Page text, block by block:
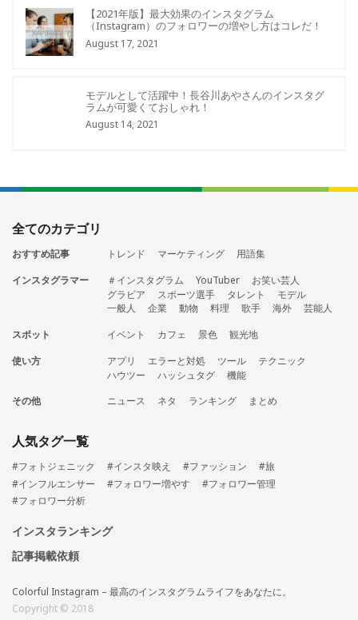
【2021年版】最大効果のインスタグラム
（Instagram）のフォロワーの増やし方はコレだ！
August 17, 2021
モデルとして活躍中！長谷川あやさんのインスタグ
ラムが可愛くておしゃれ！
August 14, 2021
全てのカテゴリ
おすすめ記事 トレンド マーケティング
用語集
インスタグラマー
＃インスタグラム YouTuber
お笑い芸人
グラビア
スポーツ選手 タレント
モデル
一般人
企業 動物 料理 歌手 海外
芸能人
スポット
イベント カフェ 景色
観光地
使い方
アプリ エラーと対処 ツール
テクニック
ハウツー
ハッシュタグ
機能
その他
ニュース ネタ ランキング まとめ
人気タグ一覧
#フォトジェニック #インスタ映え #ファッション
#旅
#インフルエンサー
#フォロワー増やす
#フォロワー管理
#フォロワー分析
インスタランキング
記事掲載依頼
Colorful Instagram – 最高のインスタグラムライフをあなたに。
Copyright © 2018